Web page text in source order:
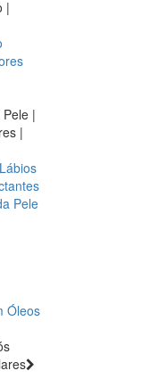
|
|
|
Lábios
Pele
Óleos